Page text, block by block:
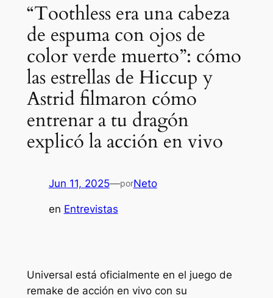
“Toothless era una cabeza
de espuma con ojos de
color verde muerto”: cómo
las estrellas de Hiccup y
Astrid filmaron cómo
entrenar a tu dragón
explicó la acción en vivo
Jun 11, 2025—porNeto
en Entrevistas
Universal está oficialmente en el juego de
remake de acción en vivo con su